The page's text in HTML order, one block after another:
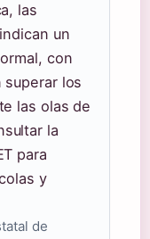
las
un
con
superar los
las olas de
la
para
y
de